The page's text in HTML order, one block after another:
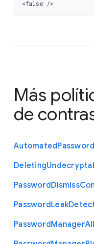
<false />
Más
de
AutomatedPassword
Deleting
PasswordDismiss
PasswordLeak
PasswordManager